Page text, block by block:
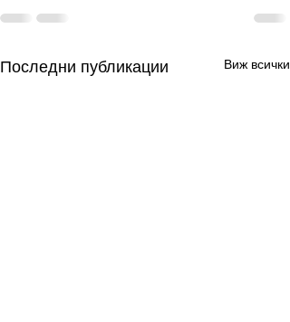
Последни публикации Виж всички